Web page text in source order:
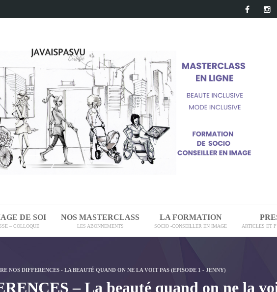
DE SOI
– COLLOQUE
NOS MASTERCLASS
LES ABONNEMENTS
LA FORMATION
SOCIO -CONSEILLER EN IMAGE ARTICLES ET
NOS DIFFERENCES - LA BEAUTÉ QUAND ON NE LA VOIT PAS (EPISODE 1 - JENNY)
– La beauté quand on ne la